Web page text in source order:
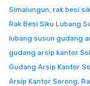
Simalungun, rak besi
Rak Besi Siku Lubang
lubang susun gudang
gudang arsip kantor
Gudang Arsip Kantor
Arsip Kantor Sorong,